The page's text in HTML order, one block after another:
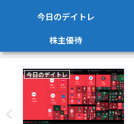
今日のデイトレ
株主優待
今日のデイトレ